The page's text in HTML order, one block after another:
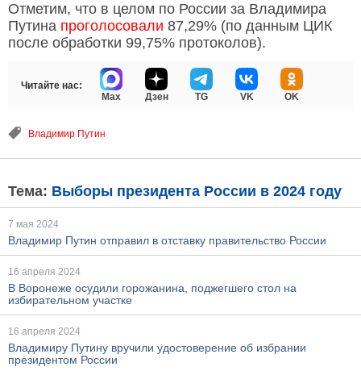
Отметим, что в целом по России за Владимира
Путина проголосовали 87,29% (по данным ЦИК
после обработки 99,75% протоколов).
Читайте нас:
Max
Дзен TG VK OK
Владимир Путин
Тема: Выборы президента России в 2024 году
7 мая 2024
Владимир Путин отправил в отставку правительство России
16 апреля 2024
В Воронеже осудили горожанина, поджегшего стол на
избирательном участке
16 апреля 2024
Владимиру Путину вручили удостоверение об избрании
президентом России